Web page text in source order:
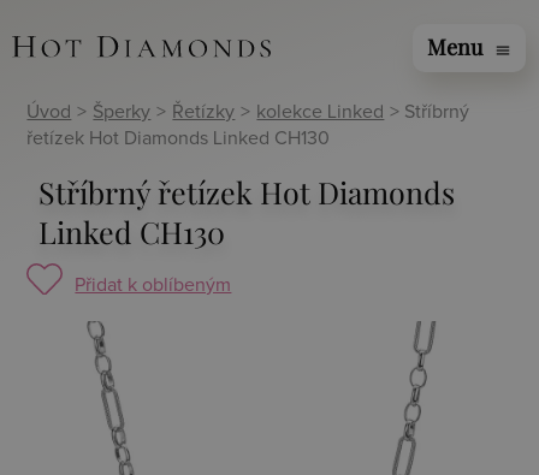
Menu menu
Úvod > Šperky > Řetízky > kolekce Linked > Stříbrný
řetízek Hot Diamonds Linked CH130
Stříbrný řetízek Hot Diamonds
Linked CH130
Přidat k oblíbeným